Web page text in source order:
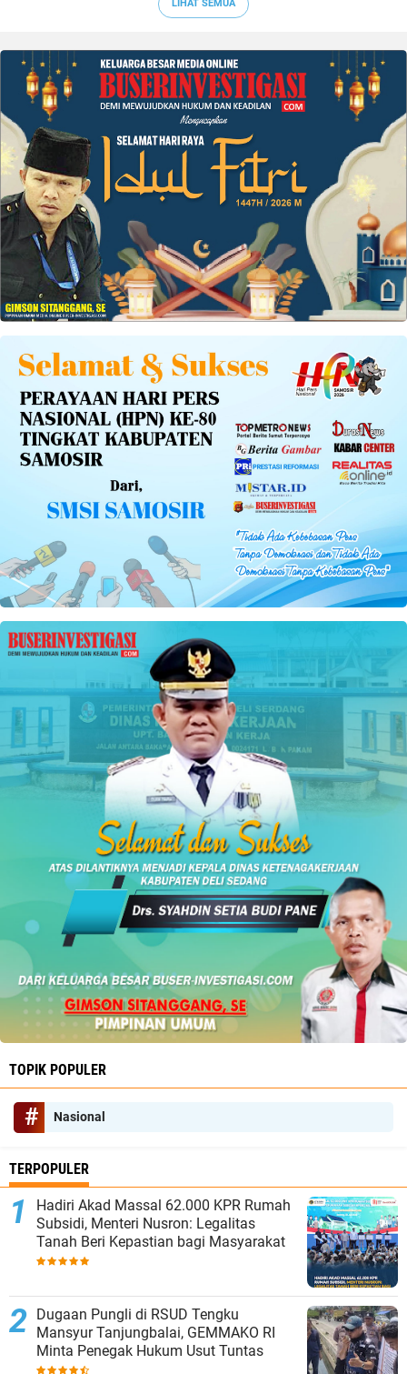
LIHAT SEMUA
TOPIK POPULER
Nasional
TERPOPULER
Hadiri Akad Massal 62.000 KPR Rumah
Subsidi, Menteri Nusron: Legalitas
Tanah Beri Kepastian bagi Masyarakat
Dugaan Pungli di RSUD Tengku
Mansyur Tanjungbalai, GEMMAKO RI
Minta Penegak Hukum Usut Tuntas